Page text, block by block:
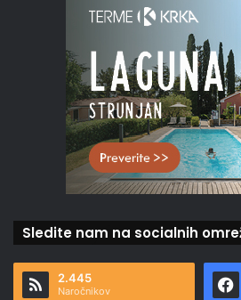
Sledite nam na socialnih
2.445
Naročnikov